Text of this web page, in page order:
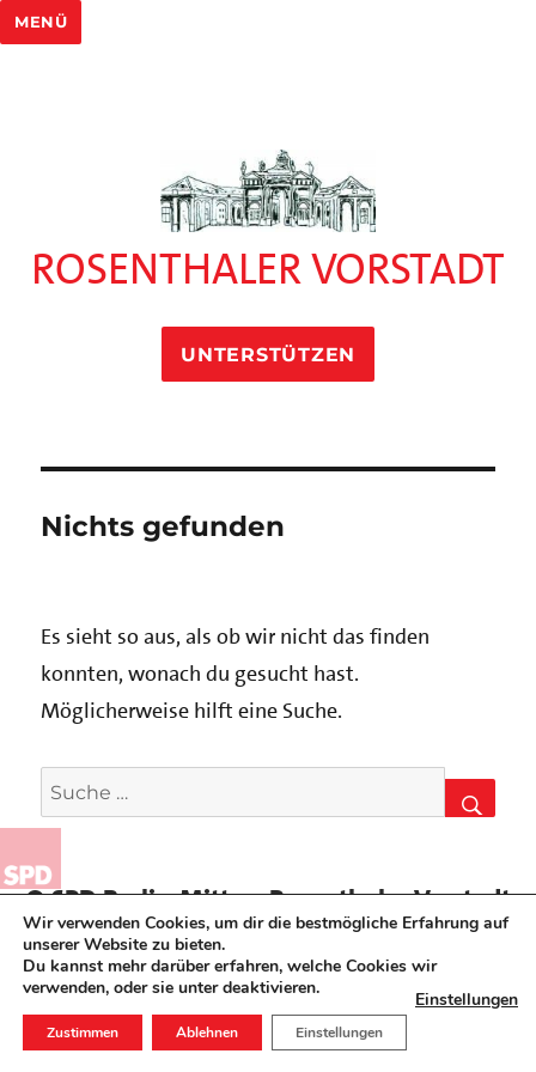
MENÜ
ROSENTHALER VORSTADT
UNTERSTÜTZEN
Nichts gefunden
Es sieht so aus, als ob wir nicht das finden
konnten, wonach du gesucht hast.
Möglicherweise hilft eine Suche.
Suche
nach:
© SPD Berlin-Mitte – Rosenthaler Vorstadt
Datenschutz
Impressum
Wir verwenden Cookies, um dir die bestmögliche Erfahrung auf
unserer Website zu bieten.
Du kannst mehr darüber erfahren, welche Cookies wir
verwenden, oder sie unter
Einstellungen
deaktivieren.
Zustimmen Ablehnen Einstellungen